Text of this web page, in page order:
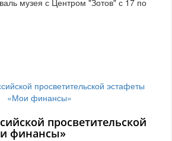
просветительской
финансы»